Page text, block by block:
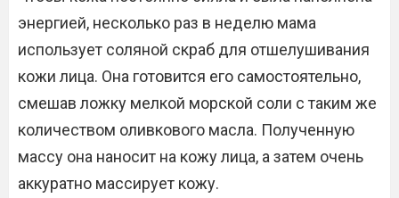
энергией, несколько раз в неделю мама
использует соляной скраб для отшелушивания
кожи лица. Она готовится его самостоятельно,
смешав ложку мелкой морской соли с таким же
количеством оливкового масла. Полученную
массу она наносит на кожу лица, а затем очень
аккуратно массирует кожу.